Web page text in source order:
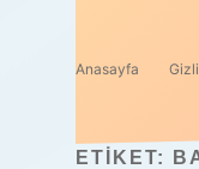
Anasayfa
ETIKET: